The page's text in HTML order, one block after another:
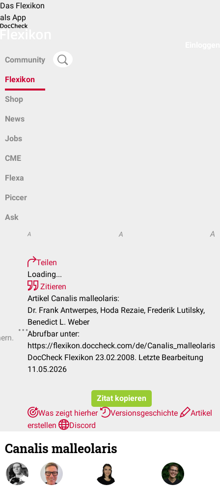
Das Flexikon
als App
Community
Flexikon
Shop
News
Jobs
CME
Flexa
Piccer
Ask
A A A
Teilen
Loading...
Zitieren
Artikel Canalis malleolaris:
Dr. Frank Antwerpes, Hoda Rezaie, Frederik Lutilsky,
Benedict L. Weber
Abrufbar unter:
https://flexikon.doccheck.com/de/Canalis_malleolaris
DocCheck Flexikon 23.02.2008. Letzte Bearbeitung
11.05.2026
Zitat kopieren
Was zeigt hierher
Versionsgeschichte
Artikel
erstellen
Discord
Canalis malleolaris